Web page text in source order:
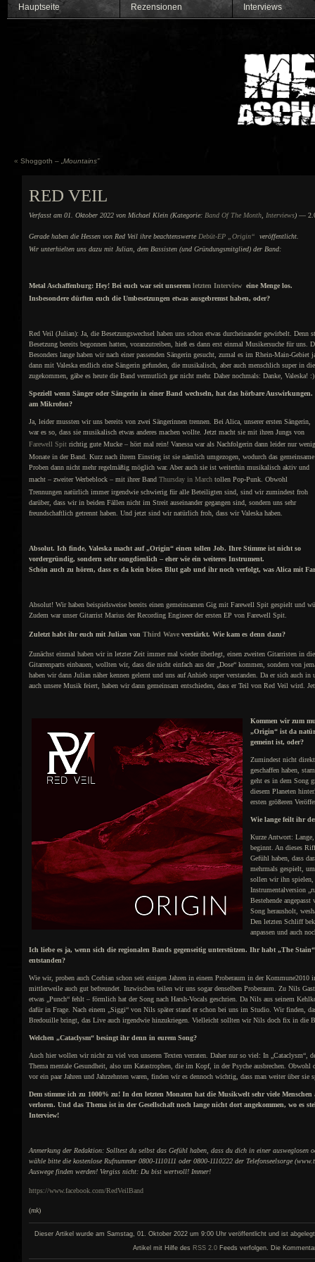
Hauptseite Rezensionen Interviews
« Shoggoth – „Mountains”
RED VEIL
Verfasst am 01. Oktober 2022 von Michael Klein (Kategorie: Band Of The Month Interviews) —
Gerade haben die Hessen von Red Veil ihre beachtenswerte Debüt-EP „Origin“ veröffentlicht.
Wir unterhielten uns dazu mit Julian, dem Bassisten (und Gründungsmitglied) der Band:
Metal Aschaffenburg: Hey! Bei euch war seit unserem letzten Interview eine Menge los.
Insbesondere dürften euch die Umbesetzungen etwas ausgebremst haben, oder?
Red Veil (Julian): Ja, die Besetzungswechsel haben uns schon etwas durcheinander gewirbelt.
Besetzung bereits begonnen hatten, voranzutreiben, hieß es dann erst einmal Musikersuche für
Besonders lange haben wir nach einer passenden Sängerin gesucht, zumal es im Rhein-Main-
dann mit Valeska endlich eine Sängerin gefunden, die musikalisch, aber auch menschlich super in
zugekommen, gäbe es heute die Band vermutlich gar nicht mehr. Daher nochmals: Danke, Valeska! :)
Speziell wenn Sänger oder Sängerin in einer Band wechseln, hat das hörbare
am Mikrofon?
Ja, leider mussten wir uns bereits von zwei Sängerinnen trennen. Bei Alica, unserer ersten Sängerin,
war es so, dass sie musikalisch etwas anderes machen wollte. Jetzt macht sie mit ihren Jungs von
Farewell Spit richtig gute Mucke – hört mal rein! Vanessa war als Nachfolgerin dann leider nur
Monate in der Band. Kurz nach ihrem Einstieg ist sie nämlich umgezogen, wodurch das gemeinsame
Proben dann nicht mehr regelmäßig möglich war. Aber auch sie ist weiterhin musikalisch aktiv und
macht – zweiter Werbeblock – mit ihrer Band Thursday in March tollen Pop-Punk. Obwohl
Trennungen natürlich immer irgendwie schwierig für alle Beteiligten sind, sind wir zumindest froh
darüber, dass wir in beiden Fällen nicht im Streit auseinander gegangen sind, sondern uns sehr
freundschaftlich getrennt haben. Und jetzt sind wir natürlich froh, dass wir Valeska haben.
Absolut. Ich finde, Valeska macht auf „Origin“ einen tollen Job. Ihre Stimme ist nicht so
vordergründig, sondern sehr songdienlich – eher wie ein weiteres Instrument.
Schön auch zu hören, dass es da kein böses Blut gab und ihr noch verfolgt, was Alica mit
Absolut! Wir haben beispielsweise bereits einen gemeinsamen Gig mit Farewell Spit gespielt und
Zudem war unser Gitarrist Marius der Recording Engineer der ersten EP von Farewell Spit.
Zuletzt habt ihr euch mit Julian von Third Wave verstärkt. Wie kam es denn dazu?
Zunächst einmal haben wir in letzter Zeit immer mal wieder überlegt, einen zweiten Gitarristen in
Gitarrenparts einbauen, wollten wir, dass die nicht einfach aus der „Dose“ kommen, sondern von
haben wir dann Julian näher kennen gelernt und uns auf Anhieb super verstanden. Da er sich auch
auch unsere Musik feiert, haben wir dann gemeinsam entschieden, dass er Teil von Red Veil wird.
Kommen wir zum
„Origin“ ist da
gemeint ist, oder?
Zumindest nicht
geschaffen haben,
geht es in dem Song
diesem Planeten
ersten größeren
Wie lange feilt ihr
Kurze Antwort:
beginnt. An dieses
Gefühl haben, dass
mehrmals gespielt,
sollen wir ihn spielen,
Instrumentalversion
Bestehende
Song herausholt,
Den letzten Schliff
anpassen und auch
Ich liebe es ja, wenn sich die regionalen Bands gegenseitig unterstützen. Ihr habt „The
entstanden?
Wie wir, proben auch Corbian schon seit einigen Jahren in einem Proberaum in der
mittlerweile auch gut befreundet. Inzwischen teilen wir uns sogar denselben Proberaum. Zu Nils
etwas „Punch“ fehlt – förmlich hat der Song nach Harsh-Vocals geschrien. Da Nils aus seinem
dafür in Frage. Nach einem „Siggi“ von Nils später stand er schon bei uns im Studio. Wir finden,
Bredouille bringt, das Live auch irgendwie hinzukriegen. Vielleicht sollten wir Nils doch fix in die
Welchen „Cataclysm“ besingt ihr denn in eurem Song?
Auch hier wollen wir nicht zu viel von unseren Texten verraten. Daher nur so viel: In „Cataclysm“,
Thema mentale Gesundheit, also um Katastrophen, die im Kopf, in der Psyche ausbrechen.
vor ein paar Jahren und Jahrzehnten waren, finden wir es dennoch wichtig, dass man weiter über sie
Dem stimme ich zu 1000% zu! In den letzten Monaten hat die Musikwelt sehr viele
verloren. Und das Thema ist in der Gesellschaft noch lange nicht dort angekommen, wo es
Interview!
Anmerkung der Redaktion: Solltest du selbst das Gefühl haben, dass du dich in einer
wähle bitte die kostenlose Rufnummer 0800-1110111 oder 0800-1110222 der Telefonseelsorge
Auswege finden werden! Vergiss nicht: Du bist wertvoll! Immer!
https://www.facebook.com/RedVeilBand
(mk)
Dieser Artikel wurde am Samstag, 01. Oktober 2022 um 9:00 Uhr veröffentlicht und ist
Artikel mit Hilfe des RSS 2.0 Feeds verfolgen. Die